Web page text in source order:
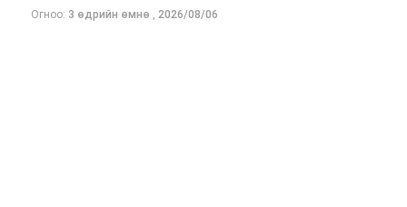
Одоогоор дэлбэрэлтийн шалтгаан, хэрэгт холбоотой
Огноо: 3 өдрийн өмнө , 2026/08/06